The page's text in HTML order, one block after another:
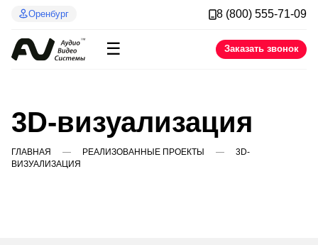
Оренбург 8 (800) 555-71-09
☰ Заказать звонок
3D-визуализация
ГЛАВНАЯ РЕАЛИЗОВАННЫЕ ПРОЕКТЫ
3D-
ВИЗУАЛИЗАЦИЯ